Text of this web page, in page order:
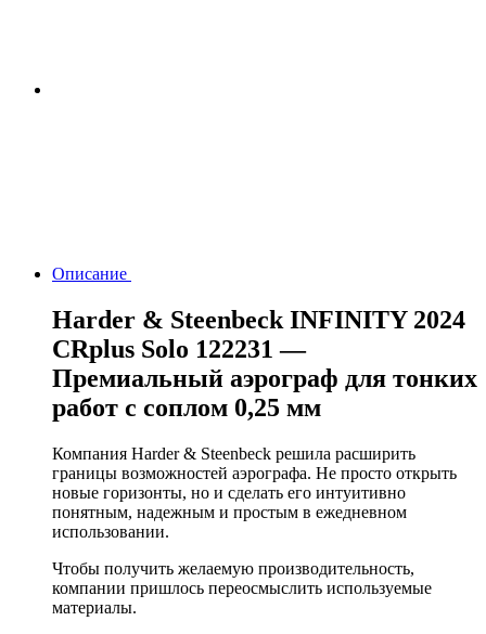
Описание
Harder & Steenbeck INFINITY 2024
CRplus Solo 122231 —
Премиальный аэрограф для тонких
работ с соплом 0,25 мм
Компания Harder & Steenbeck решила расширить
границы возможностей аэрографа. Не просто открыть
новые горизонты, но и сделать его интуитивно
понятным, надежным и простым в ежедневном
использовании.
Чтобы получить желаемую производительность,
компании пришлось переосмыслить используемые
материалы.